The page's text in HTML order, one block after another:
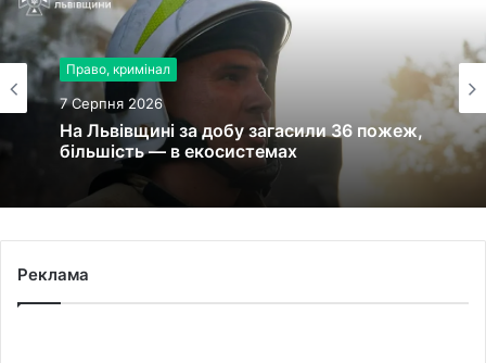
Право, кримінал
7 Серпня 2026
На Львівщині за добу загасили 36 пожеж,
більшість — в екосистемах
Реклама